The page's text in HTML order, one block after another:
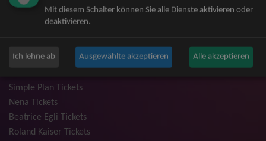
Judas Priest Tickets
Trailerpark & Friends Tickets
Simple Plan Tickets
Nena Tickets
Beatrice Egli Tickets
Roland Kaiser Tickets
Mit diesem Schalter können Sie alle Dienste aktivieren oder
deaktivieren.
Ich lehne ab Ausgewählte akzeptieren Alle akzeptieren